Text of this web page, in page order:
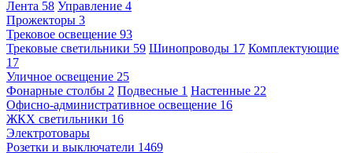
Лента 58 Управление 4
Прожекторы 3
Трековое освещение 93
Трековые светильники 59 Шинопроводы 17 Комплектующие
17
Уличное освещение 25
Фонарные столбы 2 Подвесные 1 Настенные 22
Офисно-административное освещение 16
ЖКХ светильники 16
Электротовары
Розетки и выключатели 1469